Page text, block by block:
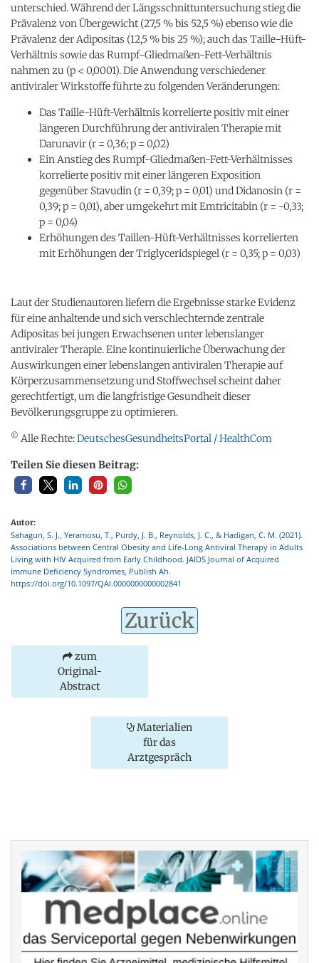
unterschied. Während der Längsschnittuntersuchung stieg die
Prävalenz von Übergewicht (27,5 % bis 52,5 %) ebenso wie die
Prävalenz der Adipositas (12,5 % bis 25 %); auch das Taille-Hüft-
Verhältnis sowie das Rumpf-Gliedmaßen-Fett-Verhältnis
nahmen zu (p < 0,0001). Die Anwendung verschiedener
antiviraler Wirkstoffe führte zu folgenden Veränderungen:
Das Taille-Hüft-Verhältnis korrelierte positiv mit einer
längeren Durchführung der antiviralen Therapie mit
Darunavir (r = 0,36; p = 0,02)
Ein Anstieg des Rumpf-Gliedmaßen-Fett-Verhältnisses
korrelierte positiv mit einer längeren Exposition
gegenüber Stavudin (r = 0,39; p = 0,01) und Didanosin (r =
0,39; p = 0,01), aber umgekehrt mit Emtricitabin (r = -0,33;
p = 0,04)
Erhöhungen des Taillen-Hüft-Verhältnisses korrelierten
mit Erhöhungen der Triglyceridspiegel (r = 0,35; p = 0,03)
Laut der Studienautoren liefern die Ergebnisse starke Evidenz
für eine anhaltende und sich verschlechternde zentrale
Adipositas bei jungen Erwachsenen unter lebenslanger
antiviraler Therapie. Eine kontinuierliche Überwachung der
Auswirkungen einer lebenslangen antiviralen Therapie auf
Körperzusammensetzung und Stoffwechsel scheint daher
gerechtfertigt, um die langfristige Gesundheit dieser
Bevölkerungsgruppe zu optimieren.
© Alle Rechte:DeutschesGesundheitsPortal / HealthCom
Teilen Sie diesen Beitrag:
Autor:
Sahagun, S. J., Yeramosu, T., Purdy, J. B., Reynolds, J. C., & Hadigan, C. M. (2021).
Associations between Central Obesity and Life-Long Antiviral Therapy in Adults
Living with HIV Acquired from Early Childhood. JAIDS Journal of Acquired
Immune Deficiency Syndromes, Publish Ah.
https://doi.org/10.1097/QAI.0000000000002841
Zurück
zum
Original-
Abstract
Materialien
für das
Arztgespräch